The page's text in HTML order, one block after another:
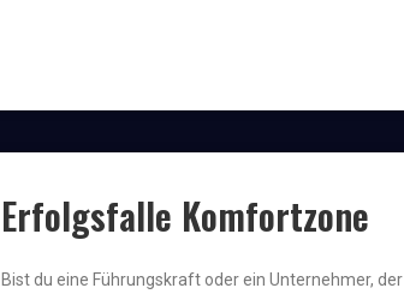
Erfolgsfalle Komfortzone
Bist du eine Führungskraft oder ein Unternehmer, der